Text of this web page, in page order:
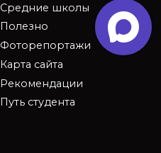
Средние школы
Полезно
Фоторепортажи
Карта сайта
Рекомендации
Путь студента